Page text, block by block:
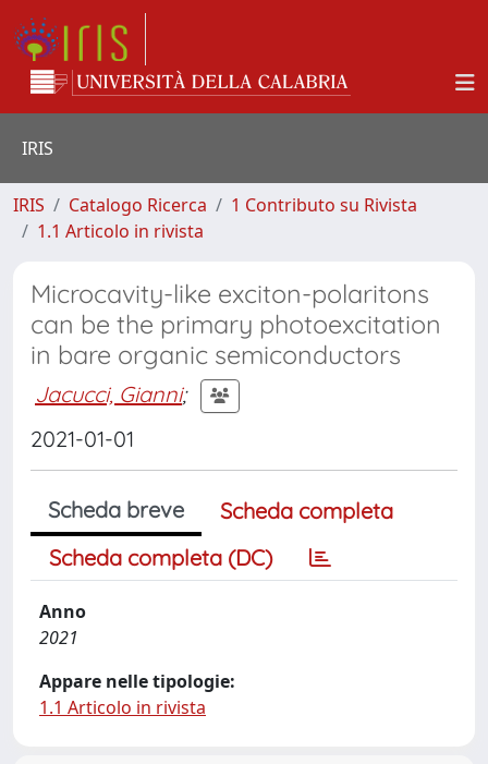
IRIS
IRIS Catalogo Ricerca
1 Contributo su Rivista
1.1 Articolo in rivista
Microcavity-like exciton-polaritons
can be the primary photoexcitation
in bare organic semiconductors
Jacucci, Gianni;
2021-01-01
Scheda breve
Scheda completa
Scheda completa (DC)
Anno
2021
Appare nelle tipologie:
1.1 Articolo in rivista